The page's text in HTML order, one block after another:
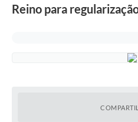
Reino para